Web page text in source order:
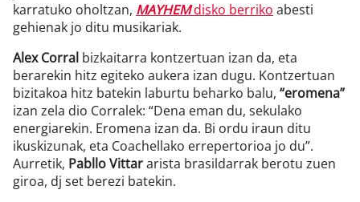
karratuko oholtzan, MAYHEMdisko berriko abesti
gehienak jo ditu musikariak.
Alex Corral bizkaitarra kontzertuan izan da, eta
berarekin hitz egiteko aukera izan dugu. Kontzertuan
bizitakoa hitz batekin laburtu beharko balu, “eromena”
izan zela dio Corralek: “Dena eman du, sekulako
energiarekin. Eromena izan da. Bi ordu iraun ditu
ikuskizunak, eta Coachellako errepertorioa jo du”.
Aurretik, Pabllo Vittararista brasildarrak berotu zuen
giroa, dj set berezi batekin.